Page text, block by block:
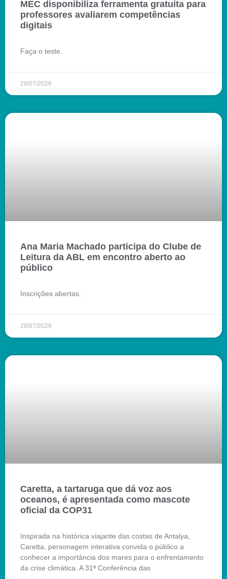
MEC disponibiliza ferramenta gratuita para
professores avaliarem competências
digitais
Faça o teste.
28/07/2026
Ana Maria Machado participa do Clube de
Leitura da ABL em encontro aberto ao
público
Inscrições abertas.
28/07/2026
Caretta, a tartaruga que dá voz aos
oceanos, é apresentada como mascote
oficial da COP31
Inspirada na histórica viajante das costas de Antalya,
Caretta, personagem interativa convida o público a
conhecer a importância dos mares para o enfrentamento
da crise climática. A 31ª Conferência das